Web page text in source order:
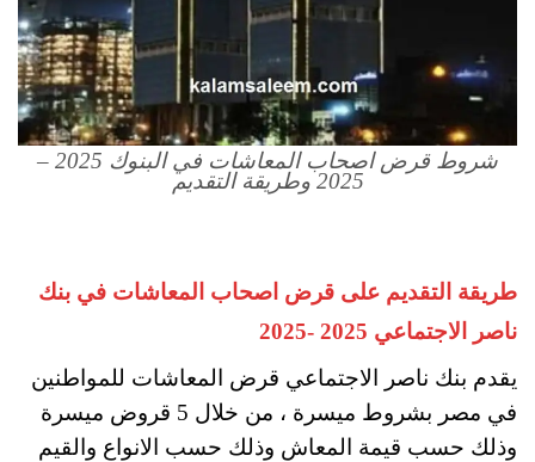
شروط قرض اصحاب المعاشات في البنوك 2025 –
2025 وطريقة التقديم
طريقة التقديم على قرض اصحاب المعاشات في بنك
ناصر الاجتماعي 2025 -2025
يقدم بنك ناصر الاجتماعي قرض المعاشات للمواطنين
في مصر بشروط ميسرة ، من خلال 5 قروض ميسرة
وذلك حسب قيمة المعاش وذلك حسب الانواع والقيم